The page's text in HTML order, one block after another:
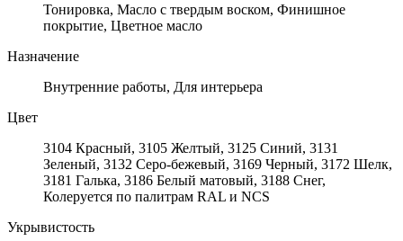
Тонировка, Масло с твердым воском, Финишное
покрытие, Цветное масло
Назначение
Внутренние работы, Для интерьера
Цвет
3104 Красный, 3105 Желтый, 3125 Синий, 3131
Зеленый, 3132 Серо-бежевый, 3169 Черный, 3172 Шелк,
3181 Галька, 3186 Белый матовый, 3188 Снег,
Колеруется по палитрам RAL и NCS
Укрывистость